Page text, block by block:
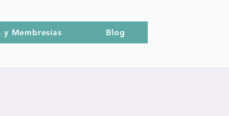
y Membresías Blog